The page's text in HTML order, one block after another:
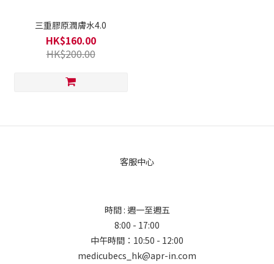
三重膠原潤膚水4.0
HK$160.00
HK$200.00
客服中心
時間 : 週一至週五
8:00 - 17:00
中午時間：10:50 - 12:00
medicubecs_hk@apr-in.com